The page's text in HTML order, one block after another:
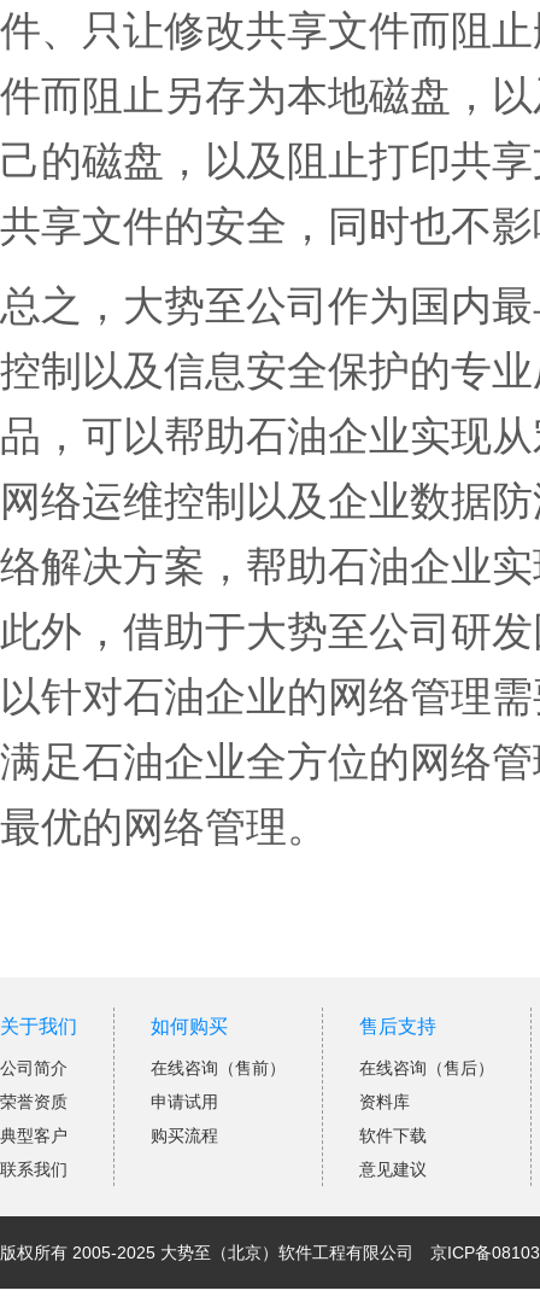
件、只让修改共享文件而阻
件而阻止另存为本地磁盘，
己的磁盘，以及阻止打印共
共享文件的安全，同时也不
总之，大势至公司作为国内
控制以及信息安全保护的专
品，可以帮助石油企业实现
网络运维控制以及企业数据
络解决方案，帮助石油企业
此外，借助于大势至公司研
以针对石油企业的网络管理
满足石油企业全方位的网络
最优的网络管理。
关于我们
公司简介
荣誉资质
典型客户
联系我们
如何购买
在线咨询（售前）
申请试用
购买流程
售后支持
在线咨询（售后）
资料库
软件下载
意见建议
版权所有 2005-2025 大势至（北京）软件工程有限公司 京ICP备